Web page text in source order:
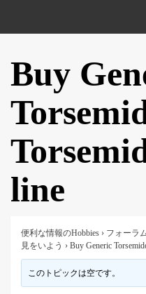
Buy
line
便利な情報のHobbies › フォーラ
見をいよう › Buy Generic
このトピックは空です。